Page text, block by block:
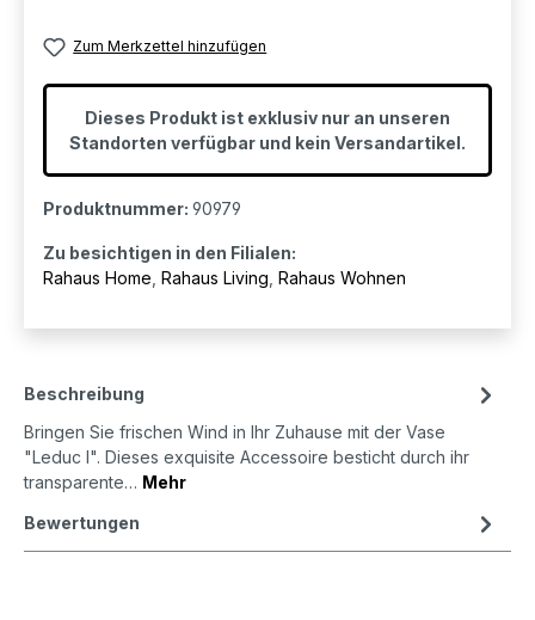
Zum Merkzettel hinzufügen
Dieses Produkt ist exklusiv nur an unseren
Standorten verfügbar und kein Versandartikel.
Produktnummer: 90979
Zu besichtigen in den Filialen:
Rahaus Home Rahaus Living Rahaus Wohnen
Beschreibung
Bringen Sie frischen Wind in Ihr Zuhause mit der Vase
"Leduc I". Dieses exquisite Accessoire besticht durch ihr
transparente… Mehr
Bewertungen